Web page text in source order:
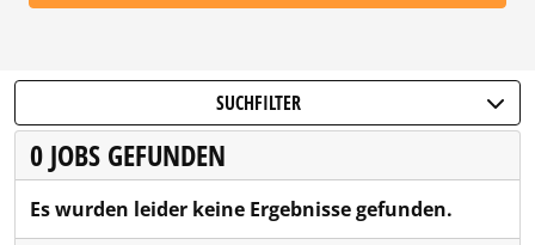
SUCHFILTER
0 JOBS GEFUNDEN
Es wurden leider keine Ergebnisse gefunden.